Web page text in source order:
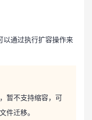
以通过执行扩容操作来
暂不支持缩容，可
件迁移。